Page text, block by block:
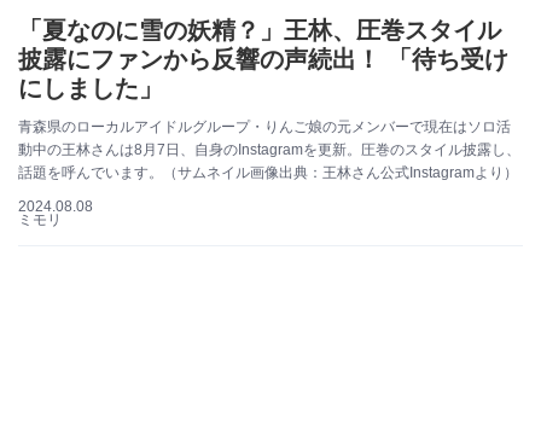
「夏なのに雪の妖精？」王林、圧巻スタイル
披露にファンから反響の声続出！ 「待ち受け
にしました」
青森県のローカルアイドルグループ・りんご娘の元メンバーで現在はソロ活
動中の王林さんは8月7日、自身のInstagramを更新。圧巻のスタイル披露し、
話題を呼んでいます。（サムネイル画像出典：王林さん公式Instagramより）
2024.08.08
ミモリ